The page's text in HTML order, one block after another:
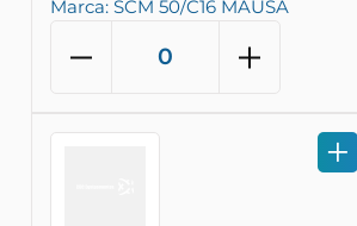
Marca: SCM 50/C16 MAUSA